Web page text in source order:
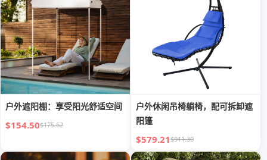
户外遮阳棚：享受阳光舒适空间
$154.50$175.62
户外休闲吊椅躺椅，配可拆卸遮
阳篷
$579.21$911.30